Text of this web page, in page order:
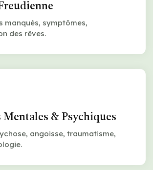
manqués, symptômes,
des rêves.
Mentales & Psychiques
angoisse, traumatisme,